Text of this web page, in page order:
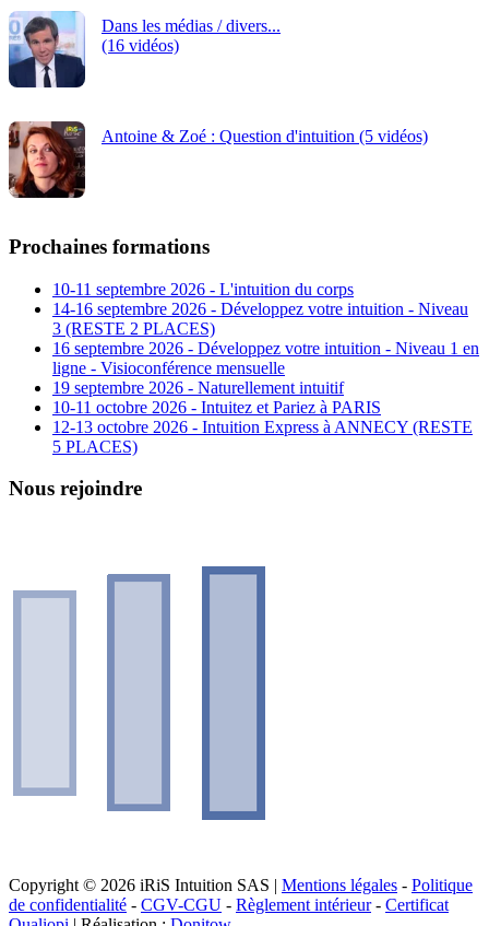
Dans les médias / divers...
(16 vidéos)
Antoine & Zoé : Question d'intuition (5 vidéos)
Prochaines formations
10-11 septembre 2026 - L'intuition du corps
14-16 septembre 2026 - Développez votre intuition - Niveau
3 (RESTE 2 PLACES)
16 septembre 2026 - Développez votre intuition - Niveau 1 en
ligne - Visioconférence mensuelle
19 septembre 2026 - Naturellement intuitif
10-11 octobre 2026 - Intuitez et Pariez à PARIS
12-13 octobre 2026 - Intuition Express à ANNECY (RESTE
5 PLACES)
Nous rejoindre
Copyright © 2026 iRiS Intuition SAS | Mentions légales - Politique
de confidentialité - CGV-CGU - Règlement intérieur- Certificat